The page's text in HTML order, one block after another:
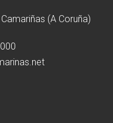
(A Coruña)